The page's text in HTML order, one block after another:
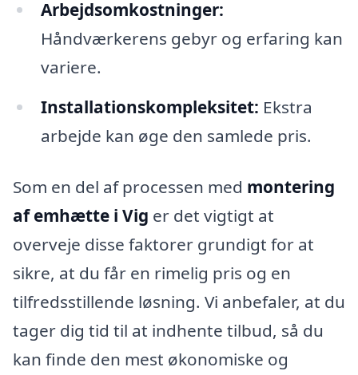
Arbejdsomkostninger:
Håndværkerens gebyr og erfaring kan
variere.
Installationskompleksitet: Ekstra
arbejde kan øge den samlede pris.
Som en del af processen med montering
af emhætte i Vig er det vigtigt at
overveje disse faktorer grundigt for at
sikre, at du får en rimelig pris og en
tilfredsstillende løsning. Vi anbefaler, at du
tager dig tid til at indhente tilbud, så du
kan finde den mest økonomiske og